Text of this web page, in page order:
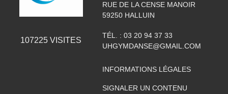
107225 VISITES
RUE DE LA CENSE MANOIR
59250 HALLUIN
TÉL. : 03 20 94 37 33
UHGYMDANSE@GMAIL.COM
INFORMATIONS LÉGALES
SIGNALER UN CONTENU